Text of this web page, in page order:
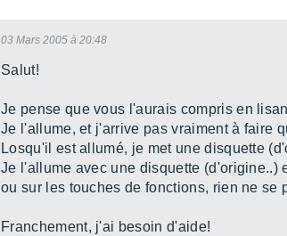
03 Mars 2005 à 20:48
Salut!
Je pense que vous l'aurais compris en
Je l'allume, et j'arrive pas vraiment à faire
Losqu'il est allumé, je met une disquette
Je l'allume avec une disquette (d'origine..)
ou sur les touches de fonctions, rien ne se
Franchement, j'ai besoin d'aide!